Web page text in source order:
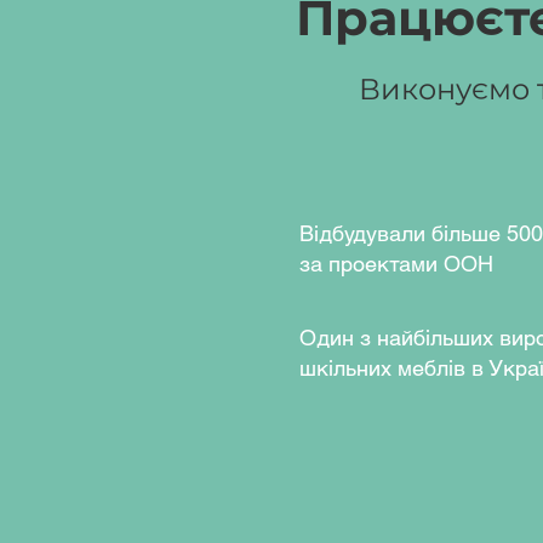
пластикові, опори
єврогвинти, направляючі
овальна 30х15, штанга
Колір ДСП: бук артізан
Виконуємо
Відбудували більше
за проектами ООН
Один з найбільших
шкільних меблів в